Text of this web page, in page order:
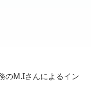
のM.Iさんによるイン